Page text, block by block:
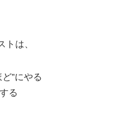
トは、
”にやる
る